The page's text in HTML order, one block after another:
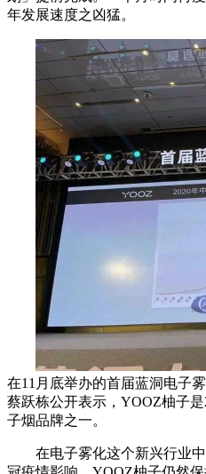
年发展速度之凶猛。
在11月底举办的首届蓝洞电子
蔡跃栋公开表示，YOOZ柚子
子烟品牌之一。
在电子雾化这个新兴行业